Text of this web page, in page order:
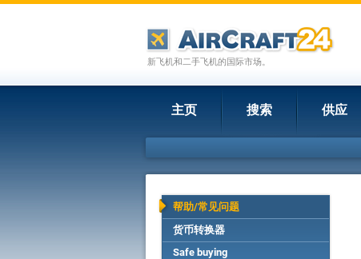
新飞机和二手飞机的国际市场。
主页 搜索 供应
帮助/常见问题
货币转换器
Safe buying